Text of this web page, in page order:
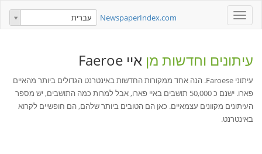
Toggle
navigation
NewspaperIndex.com עברית
עיתונים וחדשות מן איי Faeroe
עיתוני Faroese. הנה אחד ממקורות החדשות באינטרנט הגדולים ביותר מהאיים
פארו. ישנם כ 50,000 תושבים באיי פארו, אבל למרות כמה התושבים, יש מספר
העיתונים מקוונים עצמאיים. כאן הם הטובים ביותר שלהם, הם חופשיים לקרוא
באינטרנט.